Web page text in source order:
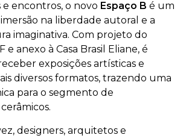
e encontros, o novo Espaço B é um
na liberdade autoral e a
imaginativa. Com projeto do
e anexo à Casa Brasil Eliane, é
exposições artísticas e
diversos formatos, trazendo uma
para o segmento de
designers, arquitetos e